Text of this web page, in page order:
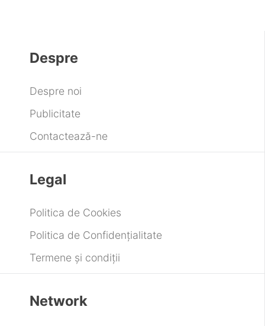
Despre
Despre noi
Publicitate
Contactează-ne
Legal
Politica de Cookies
Politica de Confidențialitate
Termene și condiții
Network